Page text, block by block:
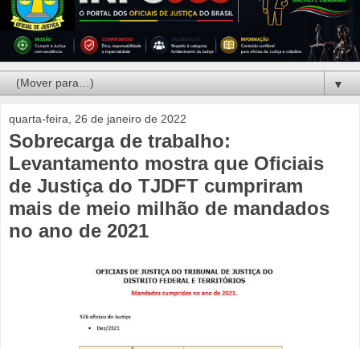
▼
quarta-feira, 26 de janeiro de 2022
Sobrecarga de trabalho:
Levantamento mostra que Oficiais
de Justiça do TJDFT cumpriram
mais de meio milhão de mandados
no ano de 2021